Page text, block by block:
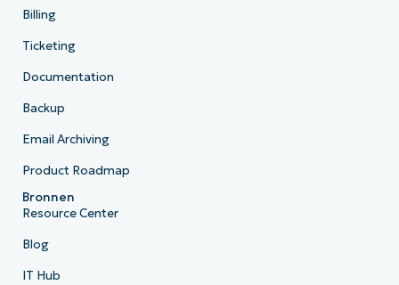
Billing
Ticketing
Documentation
Backup
Email Archiving
Product Roadmap
Bronnen
Resource Center
Blog
IT Hub